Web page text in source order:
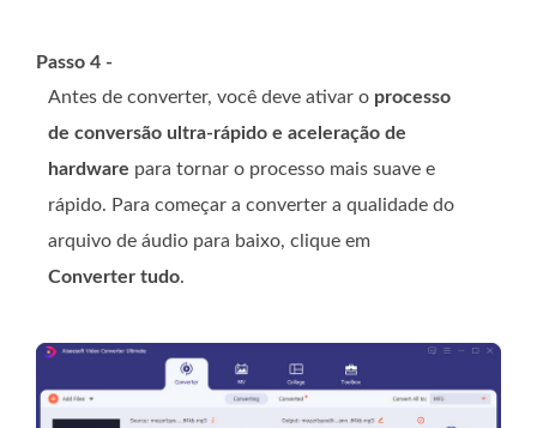
Passo 4 -
Antes de converter, você deve ativar o processo
de conversão ultra-rápido e aceleração de
hardware para tornar o processo mais suave e
rápido. Para começar a converter a qualidade do
arquivo de áudio para baixo, clique em
Converter tudo.